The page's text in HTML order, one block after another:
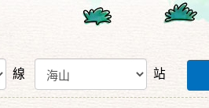
線 站